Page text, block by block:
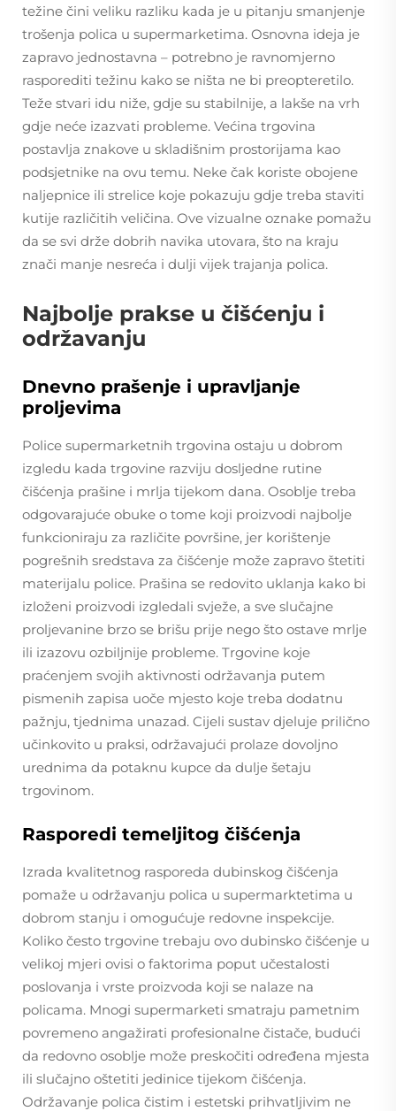
težine čini veliku razliku kada je u pitanju smanjenje
trošenja polica u supermarketima. Osnovna ideja je
zapravo jednostavna – potrebno je ravnomjerno
rasporediti težinu kako se ništa ne bi preopteretilo.
Teže stvari idu niže, gdje su stabilnije, a lakše na vrh
gdje neće izazvati probleme. Većina trgovina
postavlja znakove u skladišnim prostorijama kao
podsjetnike na ovu temu. Neke čak koriste obojene
naljepnice ili strelice koje pokazuju gdje treba staviti
kutije različitih veličina. Ove vizualne oznake pomažu
da se svi drže dobrih navika utovara, što na kraju
znači manje nesreća i dulji vijek trajanja polica.
Najbolje prakse u čišćenju i
održavanju
Dnevno prašenje i upravljanje
proljevima
Police supermarketnih trgovina ostaju u dobrom
izgledu kada trgovine razviju dosljedne rutine
čišćenja prašine i mrlja tijekom dana. Osoblje treba
odgovarajuće obuke o tome koji proizvodi najbolje
funkcioniraju za različite površine, jer korištenje
pogrešnih sredstava za čišćenje može zapravo štetiti
materijalu police. Prašina se redovito uklanja kako bi
izloženi proizvodi izgledali svježe, a sve slučajne
proljevanine brzo se brišu prije nego što ostave mrlje
ili izazovu ozbiljnije probleme. Trgovine koje
praćenjem svojih aktivnosti održavanja putem
pismenih zapisa uoče mjesto koje treba dodatnu
pažnju, tjednima unazad. Cijeli sustav djeluje prilično
učinkovito u praksi, održavajući prolaze dovoljno
urednima da potaknu kupce da dulje šetaju
trgovinom.
Rasporedi temeljitog čišćenja
Izrada kvalitetnog rasporeda dubinskog čišćenja
pomaže u održavanju polica u supermarktetima u
dobrom stanju i omogućuje redovne inspekcije.
Koliko često trgovine trebaju ovo dubinsko čišćenje u
velikoj mjeri ovisi o faktorima poput učestalosti
poslovanja i vrste proizvoda koji se nalaze na
policama. Mnogi supermarketi smatraju pametnim
povremeno angažirati profesionalne čistače, budući
da redovno osoblje može preskočiti određena mjesta
ili slučajno oštetiti jedinice tijekom čišćenja.
Održavanje polica čistim i estetski prihvatljivim ne